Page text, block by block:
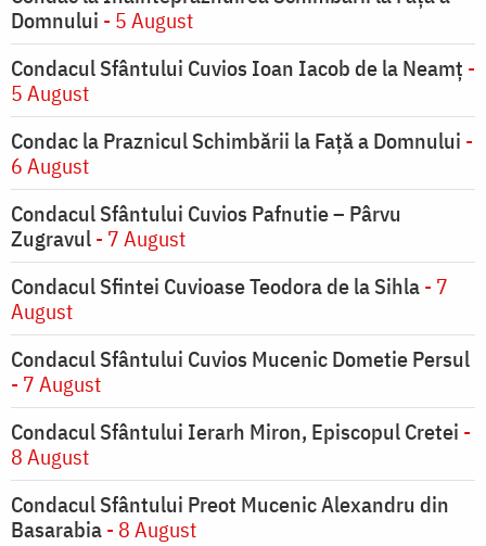
Domnului - 5 August
Condacul Sfântului Cuvios Ioan Iacob de la Neamț -
5 August
Condac la Praznicul Schimbării la Faţă a Domnului -
6 August
Condacul Sfântului Cuvios Pafnutie – Pârvu
Zugravul- 7 August
Condacul Sfintei Cuvioase Teodora de la Sihla- 7
August
Condacul Sfântului Cuvios Mucenic Dometie Persul
- 7 August
Condacul Sfântului Ierarh Miron, Episcopul Cretei -
8 August
Condacul Sfântului Preot Mucenic Alexandru din
Basarabia- 8 August